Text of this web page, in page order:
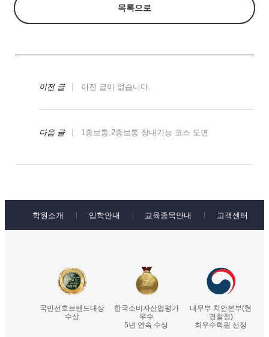
목록으로
이전 글 이전 글이 없습니다.
다음 글 1종보통,2종보통 장내기능 코스 도면
학원소개 입학안내 교육종목안내 고객센터
국민선호브랜드대상
수상
한국소비자산업평가
우수
5년 연속 수상
내무부 치안본부(현
경찰청)
최우수학원 선정